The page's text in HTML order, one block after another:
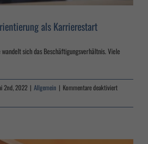
als Karrierestart
sich das Beschäftigungsverhältnis. Viele
2nd, 2022 | Allgemein | Kommentare deaktiviertfür